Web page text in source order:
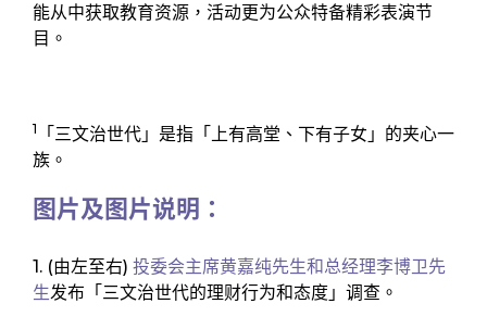
能从中获取教育资源，活动更为公众特备精彩表演节
目。
1
「三文治世代」是指「上有高堂、下有子女」的夹心一
族。
图片及图片说明：
1. (由左至右) 投委会主席黄嘉纯先生和总经理李博卫先
生发布「三文治世代的理财行为和态度」调查。